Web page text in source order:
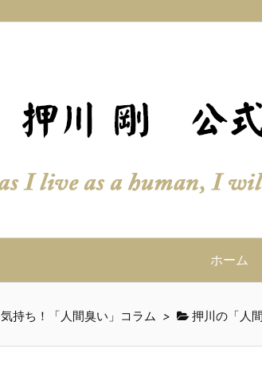
ホーム
気持ち！「人間臭い」コラム > 押川の「人